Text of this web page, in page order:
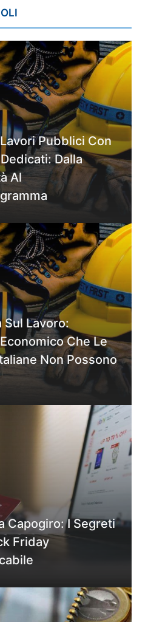
Pubblici Con
Dalla
Al
Sul Lavoro:
Che Le
Non Possono
Capogiro: I Segreti
Friday